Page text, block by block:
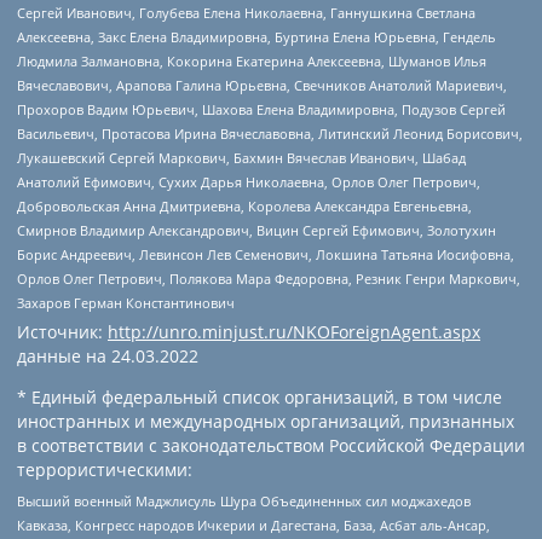
Сергей Иванович, Голубева Елена Николаевна, Ганнушкина Светлана
Алексеевна, Закс Елена Владимировна, Буртина Елена Юрьевна, Гендель
Людмила Залмановна, Кокорина Екатерина Алексеевна, Шуманов Илья
Вячеславович, Арапова Галина Юрьевна, Свечников Анатолий Мариевич,
Прохоров Вадим Юрьевич, Шахова Елена Владимировна, Подузов Сергей
Васильевич, Протасова Ирина Вячеславовна, Литинский Леонид Борисович,
Лукашевский Сергей Маркович, Бахмин Вячеслав Иванович, Шабад
Анатолий Ефимович, Сухих Дарья Николаевна, Орлов Олег Петрович,
Добровольская Анна Дмитриевна, Королева Александра Евгеньевна,
Смирнов Владимир Александрович, Вицин Сергей Ефимович, Золотухин
Борис Андреевич, Левинсон Лев Семенович, Локшина Татьяна Иосифовна,
Орлов Олег Петрович, Полякова Мара Федоровна, Резник Генри Маркович,
Захаров Герман Константинович
Источник: http://unro.minjust.ru/NKOForeignAgent.aspx
данные на 24.03.2022
* Единый федеральный список организаций, в том числе
иностранных и международных организаций, признанных
в соответствии с законодательством Российской Федерации
террористическими:
Высший военный Маджлисуль Шура Объединенных сил моджахедов
Кавказа, Конгресс народов Ичкерии и Дагестана, База, Асбат аль-Ансар,